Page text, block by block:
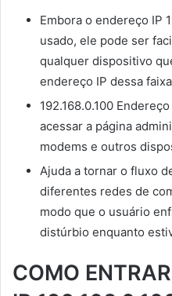
Embora o endereço IP
usado, ele pode ser
qualquer dispositivo
endereço IP dessa
192.168.0.100
acessar a página
modems e outros
Ajuda a tornar o fluxo
diferentes redes de
modo que o usuário
distúrbio enquanto
COMO